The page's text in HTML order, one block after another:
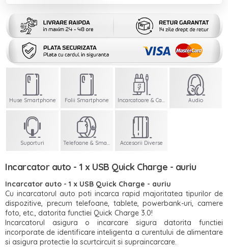
Huse Smartphone Folii Smartphone Incarcatoare & Cabluri Audio
Suporturi Telefoane & Smartwatch Accesorii Diverse
Incarcator auto - 1 x USB Quick Charge - auriu
Incarcator auto - 1 x USB Quick Charge - auriu
Cu incarcatorul auto poti incarca rapid majoritatea tipurilor de
dispozitive, precum telefoane, tablete, powerbank-uri, camere
foto, etc., datorita functiei Quick Charge 3.0!
Incarcatorul asigura o incarcare sigura datorita functiei
incorporate de identificare inteligenta a curentului de alimentare
si asigura protectie la scurtcircuit si supraincarcare.